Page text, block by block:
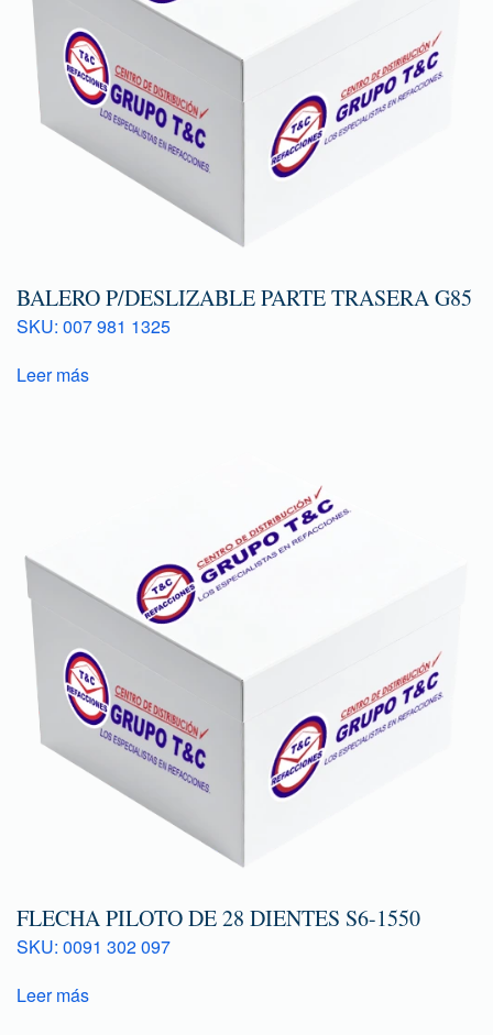
BALERO P/DESLIZABLE PARTE TRASERA G85
SKU: 007 981 1325
Leer más
FLECHA PILOTO DE 28 DIENTES S6-1550
SKU: 0091 302 097
Leer más